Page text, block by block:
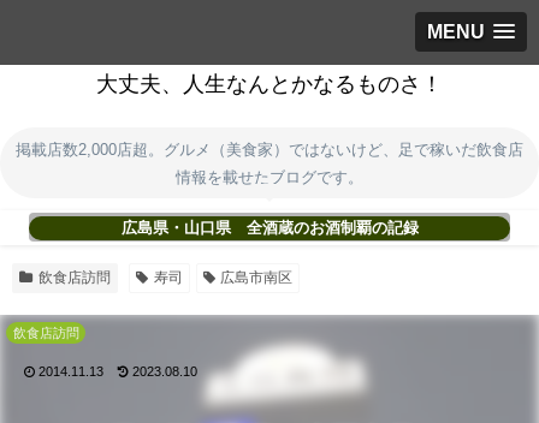
MENU
大丈夫、人生なんとかなるものさ！
掲載店数2,000店超。グルメ（美食家）ではないけど、足で稼いだ飲食店
情報を載せたブログです。
広島県・山口県 全酒蔵のお酒制覇の記録
飲食店訪問 寿司 広島市南区
飲食店訪問
2014.11.13 2023.08.10